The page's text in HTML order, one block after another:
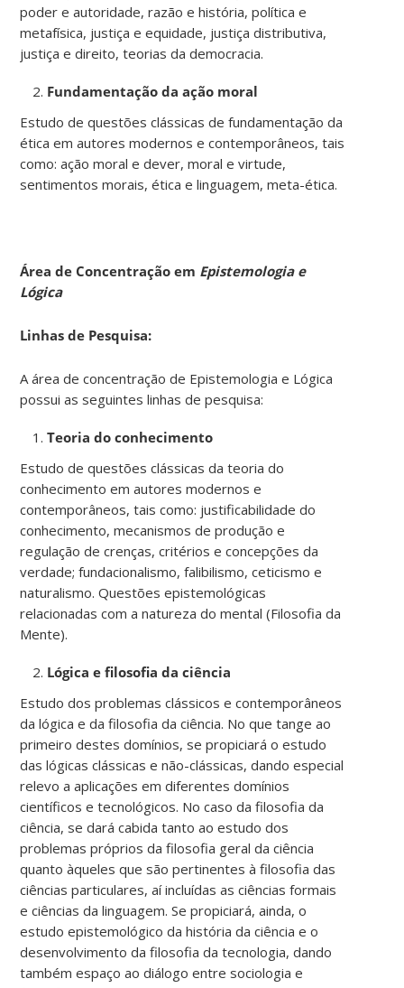
poder e autoridade, razão e história, política e
metafísica, justiça e equidade, justiça distributiva,
justiça e direito, teorias da democracia.
Fundamentação da ação moral
Estudo de questões clássicas de fundamentação da
ética em autores modernos e contemporâneos, tais
como: ação moral e dever, moral e virtude,
sentimentos morais, ética e linguagem, meta-ética.
Área de Concentração em Epistemologia e
Lógica
Linhas de Pesquisa:
A área de concentração de Epistemologia e Lógica
possui as seguintes linhas de pesquisa:
Teoria do conhecimento
Estudo de questões clássicas da teoria do
conhecimento em autores modernos e
contemporâneos, tais como: justificabilidade do
conhecimento, mecanismos de produção e
regulação de crenças, critérios e concepções da
verdade; fundacionalismo, falibilismo, ceticismo e
naturalismo. Questões epistemológicas
relacionadas com a natureza do mental (Filosofia da
Mente).
Lógica e filosofia da ciência
Estudo dos problemas clássicos e contemporâneos
da lógica e da filosofia da ciência. No que tange ao
primeiro destes domínios, se propiciará o estudo
das lógicas clássicas e não-clássicas, dando especial
relevo a aplicações em diferentes domínios
científicos e tecnológicos. No caso da filosofia da
ciência, se dará cabida tanto ao estudo dos
problemas próprios da filosofia geral da ciência
quanto àqueles que são pertinentes à filosofia das
ciências particulares, aí incluídas as ciências formais
e ciências da linguagem. Se propiciará, ainda, o
estudo epistemológico da história da ciência e o
desenvolvimento da filosofia da tecnologia, dando
também espaço ao diálogo entre sociologia e